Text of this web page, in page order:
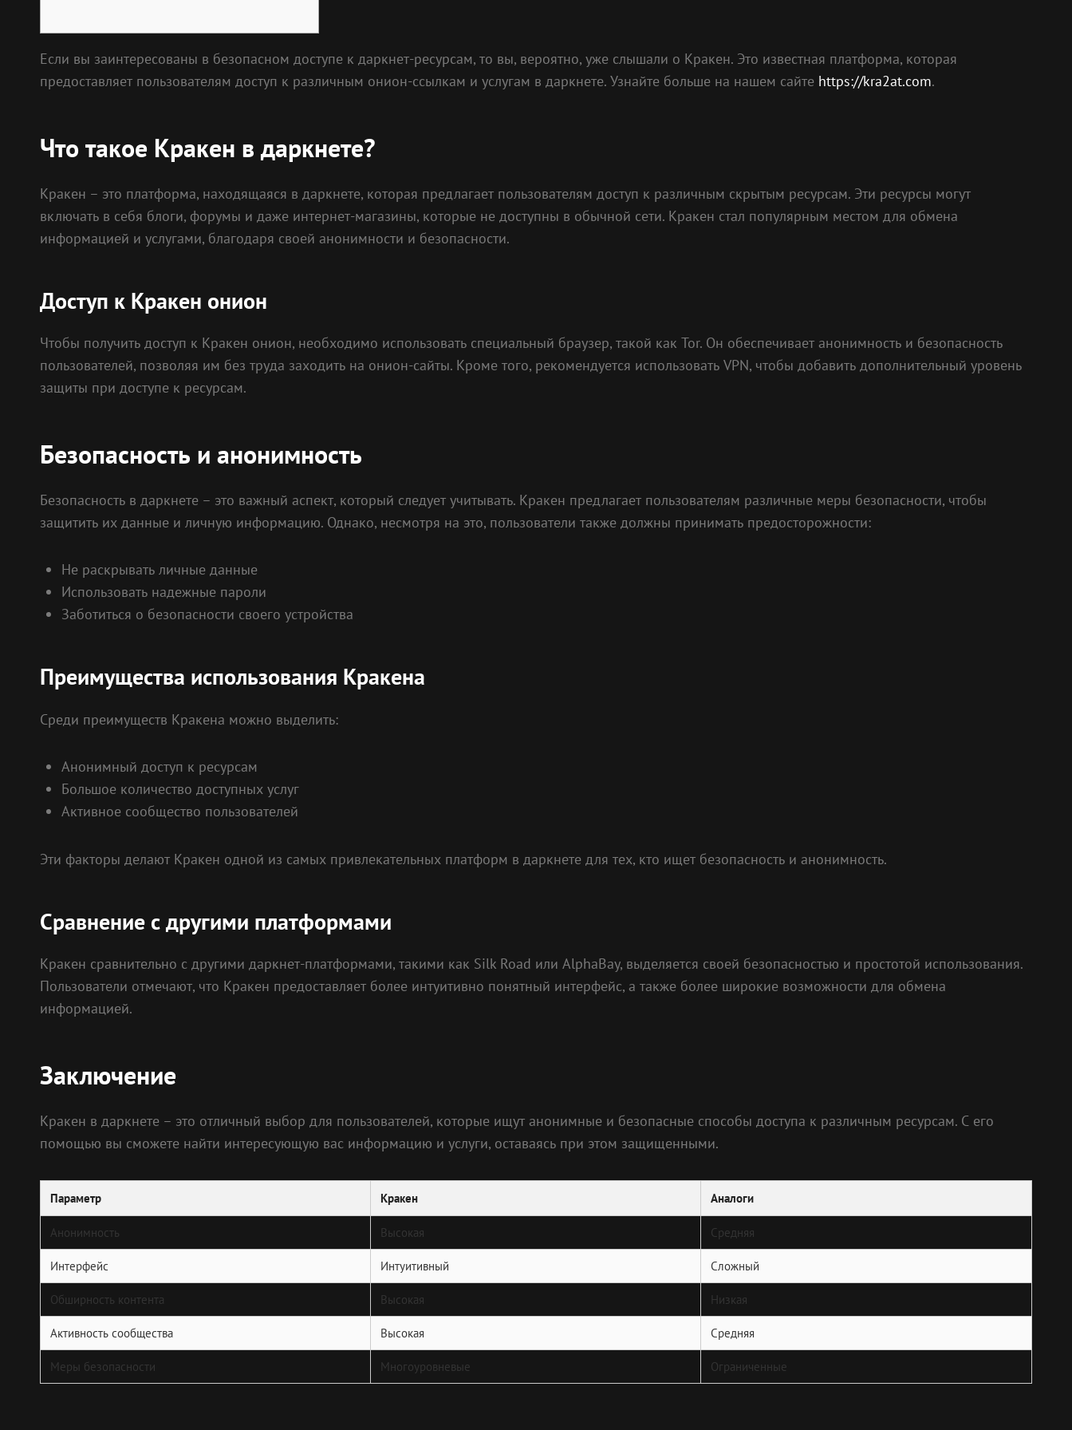
Если вы заинтересованы в безопасном доступе к даркнет-ресурсам, то вы, вероятно, уже слышали о Кракен. Это известная платформа, которая
предоставляет пользователям доступ к различным онион-ссылкам и услугам в даркнете. Узнайте больше на нашем сайте https://kra2at.com.
Что такое Кракен в даркнете?
Кракен – это платформа, находящаяся в даркнете, которая предлагает пользователям доступ к различным скрытым ресурсам. Эти ресурсы могут
включать в себя блоги, форумы и даже интернет-магазины, которые не доступны в обычной сети. Кракен стал популярным местом для обмена
информацией и услугами, благодаря своей анонимности и безопасности.
Доступ к Кракен онион
Чтобы получить доступ к Кракен онион, необходимо использовать специальный браузер, такой как Tor. Он обеспечивает анонимность и безопасность
пользователей, позволяя им без труда заходить на онион-сайты. Кроме того, рекомендуется использовать VPN, чтобы добавить дополнительный уровень
защиты при доступе к ресурсам.
Безопасность и анонимность
Безопасность в даркнете – это важный аспект, который следует учитывать. Кракен предлагает пользователям различные меры безопасности, чтобы
защитить их данные и личную информацию. Однако, несмотря на это, пользователи также должны принимать предосторожности:
Не раскрывать личные данные
Использовать надежные пароли
Заботиться о безопасности своего устройства
Преимущества использования Кракена
Среди преимуществ Кракена можно выделить:
Анонимный доступ к ресурсам
Большое количество доступных услуг
Активное сообщество пользователей
Эти факторы делают Кракен одной из самых привлекательных платформ в даркнете для тех, кто ищет безопасность и анонимность.
Сравнение с другими платформами
Кракен сравнительно с другими даркнет-платформами, такими как Silk Road или AlphaBay, выделяется своей безопасностью и простотой использования.
Пользователи отмечают, что Кракен предоставляет более интуитивно понятный интерфейс, а также более широкие возможности для обмена
информацией.
Заключение
Кракен в даркнете – это отличный выбор для пользователей, которые ищут анонимные и безопасные способы доступа к различным ресурсам. С его
помощью вы сможете найти интересующую вас информацию и услуги, оставаясь при этом защищенными.
Параметр Кракен Аналоги
Анонимность Высокая Средняя
Интерфейс Интуитивный Сложный
Обширность контента Высокая Низкая
Активность сообщества Высокая Средняя
Меры безопасности Многоуровневые Ограниченные